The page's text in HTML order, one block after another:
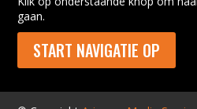
gaan.
START NAVIGATIE OP